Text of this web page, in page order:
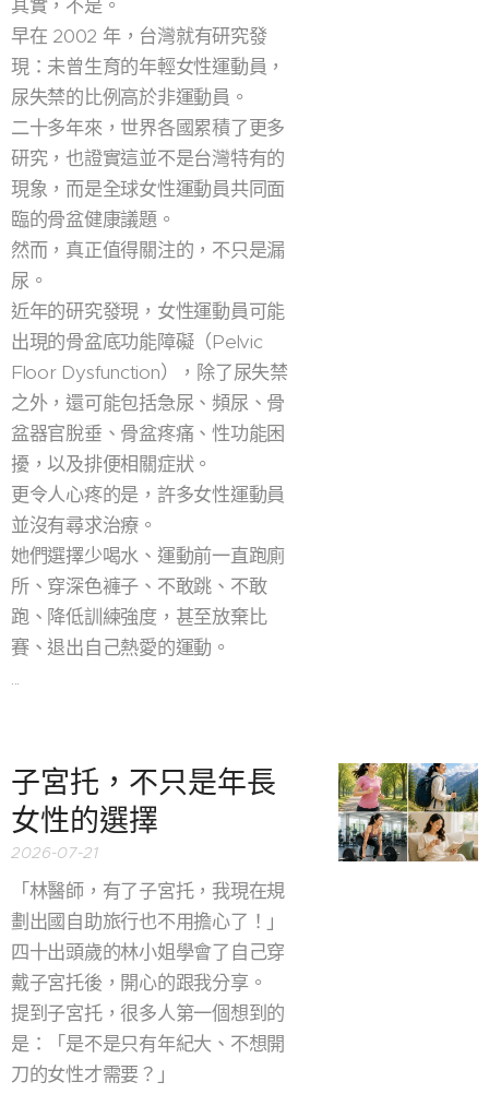
其實，不是。
早在 2002 年，台灣就有研究發
現：未曾生育的年輕女性運動員，
尿失禁的比例高於非運動員。
二十多年來，世界各國累積了更多
研究，也證實這並不是台灣特有的
現象，而是全球女性運動員共同面
臨的骨盆健康議題。
然而，真正值得關注的，不只是漏
尿。
近年的研究發現，女性運動員可能
出現的骨盆底功能障礙（Pelvic
Floor Dysfunction），除了尿失禁
之外，還可能包括急尿、頻尿、骨
盆器官脫垂、骨盆疼痛、性功能困
擾，以及排便相關症狀。
更令人心疼的是，許多女性運動員
並沒有尋求治療。
她們選擇少喝水、運動前一直跑廁
所、穿深色褲子、不敢跳、不敢
跑、降低訓練強度，甚至放棄比
賽、退出自己熱愛的運動。
...
子宮托，不只是年長
女性的選擇
2026-07-21
「林醫師，有了子宮托，我現在規
劃出國自助旅行也不用擔心了！」
四十出頭歲的林小姐學會了自己穿
戴子宮托後，開心的跟我分享。
提到子宮托，很多人第一個想到的
是：「是不是只有年紀大、不想開
刀的女性才需要？」